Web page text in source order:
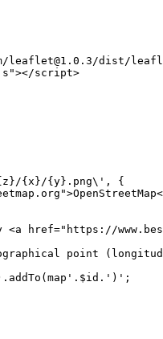
leaflet@1.0.3/dist/
script>
{x}/{y}.png\', {
href="https://
point